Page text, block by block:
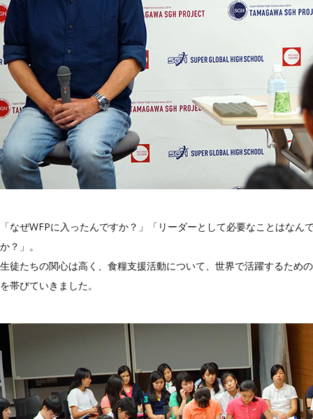
「なぜWFPに入ったんですか？」「リーダーとして必要なことはな
か？」。
生徒たちの関心は高く、食糧支援活動について、世界で活躍するため
を帯びていきました。